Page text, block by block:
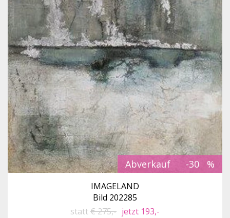
Abverkauf -30
IMAGELAND
Bild 202285
statt€ 275,- jetzt 193,-